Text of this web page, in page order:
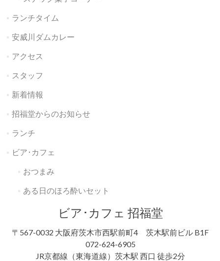
ランチタイム
安威川ダムカレー
アクセス
スタッフ
新着情報
招福堂からのお知らせ
ランチ
ビア･カフェ
おつまみ
ある日のほろ酔いセット
ビア･カフェ 招福堂
〒567-0032 大阪府茨木市西駅前町4 茨木駅前ビル B1F
072-624-6905
JR京都線（東海道線）茨木駅 西口 徒歩2分